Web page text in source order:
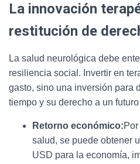
La innovación
restitución de
La salud neurológica debe
resiliencia social. Invertir en
gasto, sino una inversión para
tiempo y su derecho a un
Retorno económico:
salud, se puede obtener
USD para la economía,